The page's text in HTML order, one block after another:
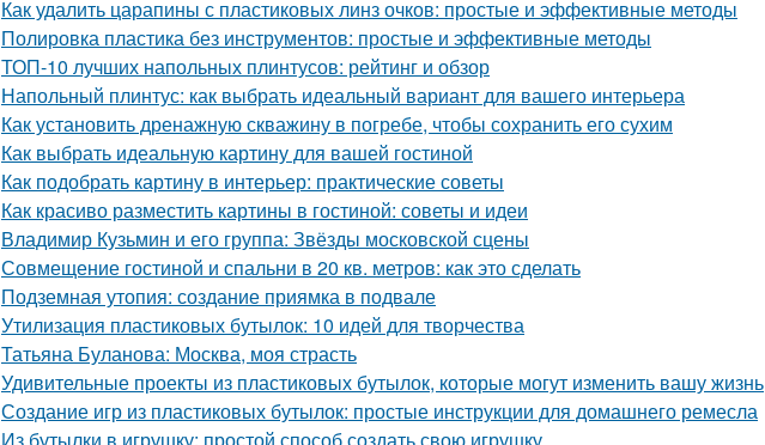
Как удалить царапины с пластиковых линз очков: простые и эффективные методы
Полировка пластика без инструментов: простые и эффективные методы
ТОП-10 лучших напольных плинтусов: рейтинг и обзор
Напольный плинтус: как выбрать идеальный вариант для вашего интерьера
Как установить дренажную скважину в погребе, чтобы сохранить его сухим
Как выбрать идеальную картину для вашей гостиной
Как подобрать картину в интерьер: практические советы
Как красиво разместить картины в гостиной: советы и идеи
Владимир Кузьмин и его группа: Звёзды московской сцены
Совмещение гостиной и спальни в 20 кв. метров: как это сделать
Подземная утопия: создание приямка в подвале
Утилизация пластиковых бутылок: 10 идей для творчества
Татьяна Буланова: Москва, моя страсть
Удивительные проекты из пластиковых бутылок, которые могут изменить вашу жизнь
Создание игр из пластиковых бутылок: простые инструкции для домашнего ремесла